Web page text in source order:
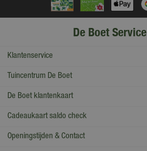
De Boet Service
Klantenservice
Tuincentrum De Boet
De Boet klantenkaart
Cadeaukaart saldo check
Openingstijden & Contact